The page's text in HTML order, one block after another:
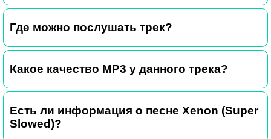
Где можно послушать трек?
Какое качество MP3 у данного трека?
Есть ли информация о песне Xenon (Super
Slowed)?